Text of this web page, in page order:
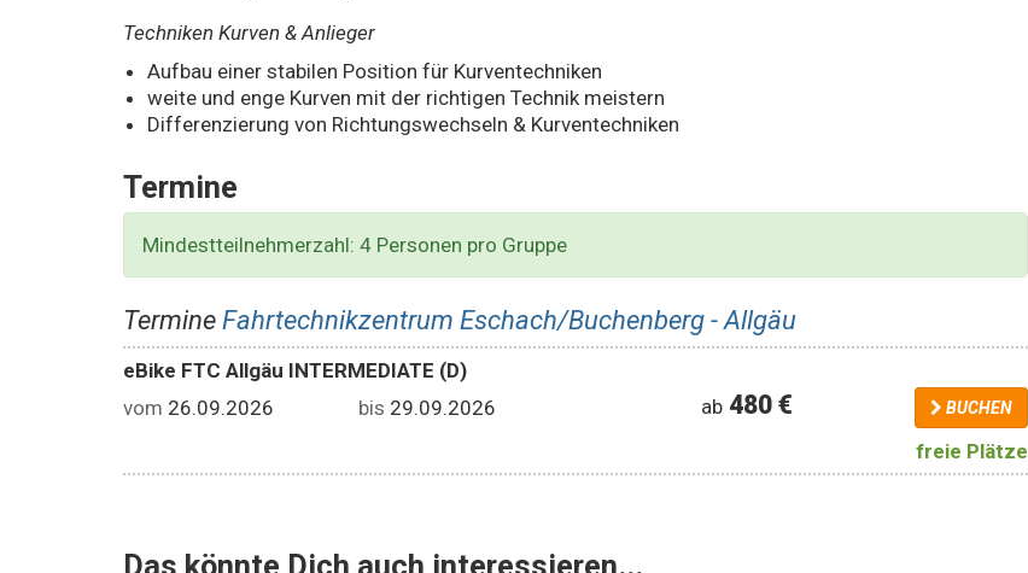
Techniken Kurven & Anlieger
Aufbau einer stabilen Position für Kurventechniken
weite und enge Kurven mit der richtigen Technik meistern
Differenzierung von Richtungswechseln & Kurventechniken
Termine
Mindestteilnehmerzahl: 4 Personen pro Gruppe
Termine Fahrtechnikzentrum Eschach/Buchenberg - Allgäu
eBike FTC Allgäu INTERMEDIATE (D)
vom 26.09.2026 bis 29.09.2026 ab 480 € BUCHEN
freie Plätze
Das könnte Dich auch interessieren...